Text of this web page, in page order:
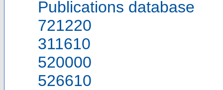
Publications database
721220
311610
520000
526610